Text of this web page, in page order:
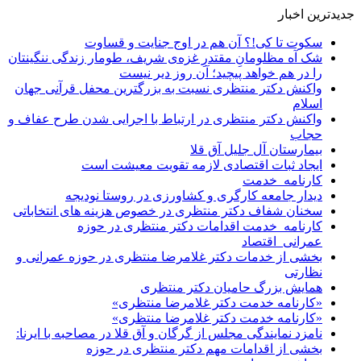
جدیدترین اخبار
سکوت تا کی!؟ آن هم در اوج جنایت و قساوت
شک آه مظلومانِ مقتدرِ غزه‌ی شریف، طومار زندگی ننگینتان
را در هم خواهد پیچید؛ آن روز دیر نیست
واکنش دکتر منتظری نسبت به بزرگترین محفل قرآنی جهان
اسلام
واکنش دکتر منتظری در ارتباط با اجرایی شدن طرح عفاف و
حجاب
بیمارستان آل جلیل آق قلا
ایجاد ثبات اقتصادی لازمه تقویت معیشت است
کارنامه_خدمت
دیدار جامعه کارگری و کشاورزی در روستا نودیجه
سخنان شفاف دکتر منتظری در خصوص هزینه های انتخاباتی
کارنامه_خدمت اقدامات دکتر منتظری در حوزه
عمرانی_اقتصاد
بخشی از خدمات دکتر غلامرضا منتظری در حوزه عمرانی و
نظارتی
همایش بزرگ حامیان دکتر منتظری
«کارنامه خدمت دکتر غلامرضا منتظری»
«کارنامه خدمت دکتر غلامرضا منتظری»
نامزد نمایندگی مجلس از گرگان و آق قلا در مصاحبه با ایرنا:
بخشی از اقدامات مهم دکتر منتظری در حوزه